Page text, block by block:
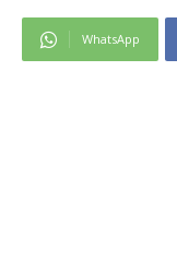
WhatsApp